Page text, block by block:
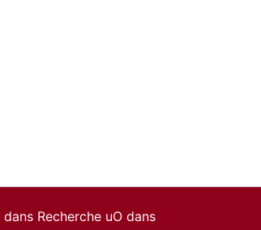
Recherche uO dans